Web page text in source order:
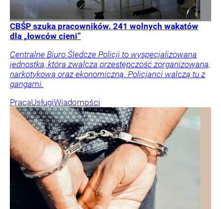
CBŚP szuka pracowników. 241 wolnych wakatów
dla „łowców cieni”
Centralne Biuro Śledcze Policji to wyspecjalizowana
jednostka, która zwalcza przestępczość zorganizowaną,
narkotykową oraz ekonomiczną. Policjanci walczą tu z
gangami.
PracaUsługiWiadomości